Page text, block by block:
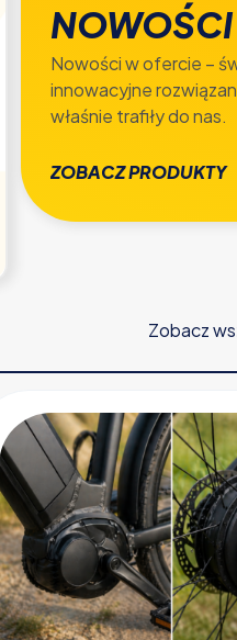
NOWOŚCI
Nowości w ofercie –
innowacyjne
właśnie trafiły do nas.
ZOBACZ PRODUKTY
Zobacz